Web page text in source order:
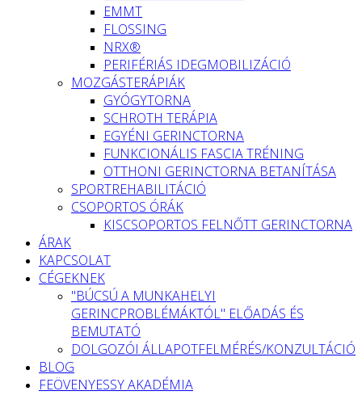
EMMT
FLOSSING
NRX®
PERIFÉRIÁS IDEGMOBILIZÁCIÓ
MOZGÁSTERÁPIÁK
GYÓGYTORNA
SCHROTH TERÁPIA
EGYÉNI GERINCTORNA
FUNKCIONÁLIS FASCIA TRÉNING
OTTHONI GERINCTORNA BETANÍTÁSA
SPORTREHABILITÁCIÓ
CSOPORTOS ÓRÁK
KISCSOPORTOS FELNŐTT GERINCTORNA
ÁRAK
KAPCSOLAT
CÉGEKNEK
"BÚCSÚ A MUNKAHELYI
GERINCPROBLÉMÁKTÓL" ELŐADÁS ÉS
BEMUTATÓ
DOLGOZÓI ÁLLAPOTFELMÉRÉS/KONZULTÁCIÓ
BLOG
FEÖVENYESSY AKADÉMIA